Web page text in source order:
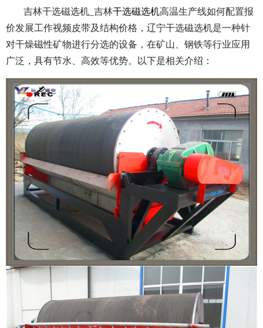
吉林干选磁选机_吉林干选磁选机高温生产线如何配置报
价发展工作视频皮带及结构价格，辽宁干选磁选机是一种针
对干燥磁性矿物进行分选的设备，在矿山、钢铁等行业应用
广泛，具有节水、高效等优势。以下是相关介绍：